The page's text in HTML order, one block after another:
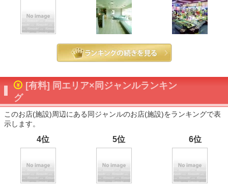
[有料] 同エリア×同ジャンルランキン
グ
このお店(施設)周辺にある同ジャンルのお店(施設)をランキングで表
示します。
4位 5位 6位